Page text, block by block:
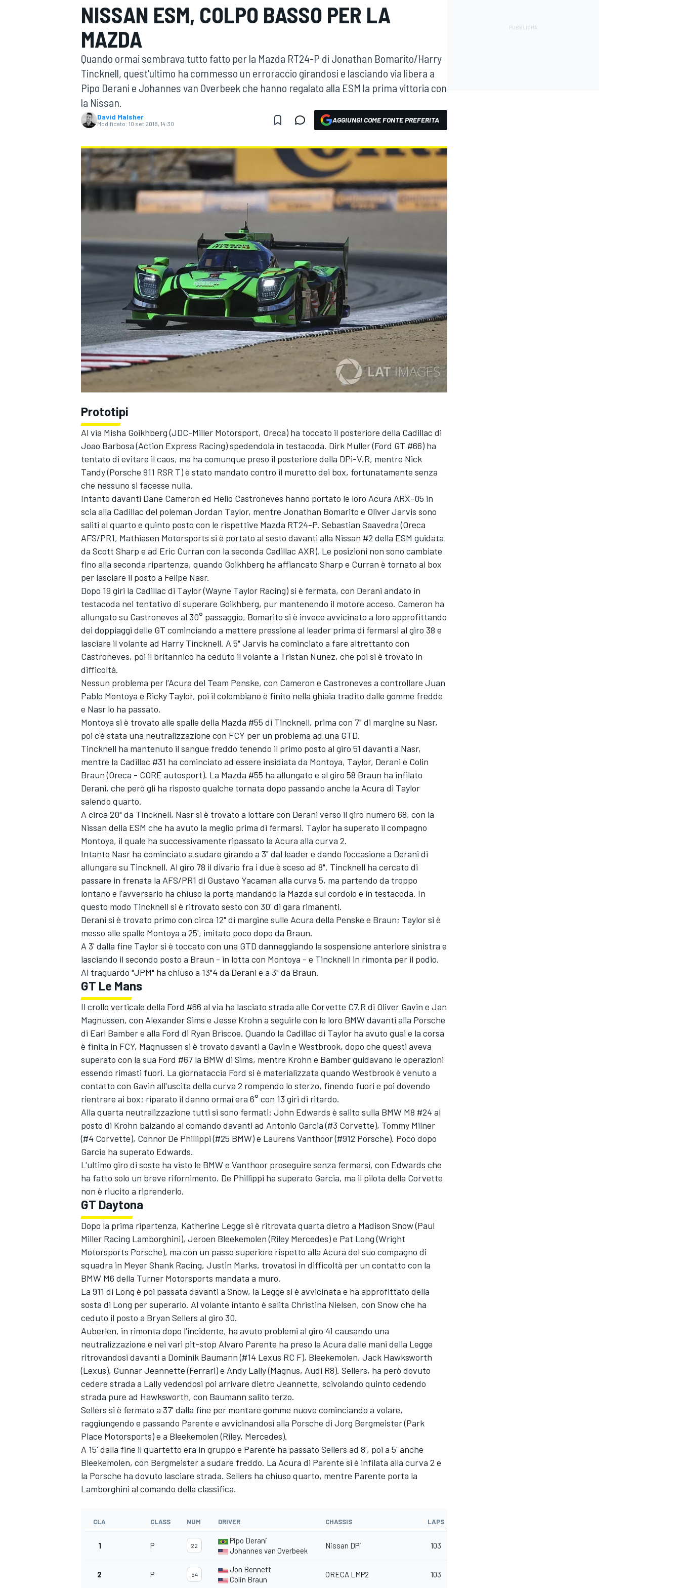
MOTOGP WEC
WRC
MONOPOSTO
ENDURANCE/GT
MONOMARCA
RALLY
NISSAN ESM, COLPO BASSO PER LA
MAZDA
Quando ormai sembrava tutto fatto per la Mazda RT24-P di Jonathan Bomarito/Harry
Tincknell, quest'ultimo ha commesso un erroraccio girandosi e lasciando via libera a
Pipo Derani e Johannes van Overbeek che hanno regalato alla ESM la prima vittoria con
la Nissan.
David Malsher
Modificato: 10 set 2018, 14:30 AGGIUNGI COME FONTE PREFERITA
Prototipi
Al via Misha Goikhberg (JDC-Miller Motorsport, Oreca) ha toccato il posteriore della Cadillac di
Joao Barbosa (Action Express Racing) spedendola in testacoda. Dirk Muller (Ford GT #66) ha
tentato di evitare il caos, ma ha comunque preso il posteriore della DPi-V.R, mentre Nick
Tandy (Porsche 911 RSR T) è stato mandato contro il muretto dei box, fortunatamente senza
che nessuno si facesse nulla.
Intanto davanti Dane Cameron ed Helio Castroneves hanno portato le loro Acura ARX-05 in
scia alla Cadillac del poleman Jordan Taylor, mentre Jonathan Bomarito e Oliver Jarvis sono
saliti al quarto e quinto posto con le rispettive Mazda RT24-P. Sebastian Saavedra (Oreca
AFS/PR1, Mathiasen Motorsports si è portato al sesto davanti alla Nissan #2 della ESM guidata
da Scott Sharp e ad Eric Curran con la seconda Cadillac AXR). Le posizioni non sono cambiate
fino alla seconda ripartenza, quando Goikhberg ha affiancato Sharp e Curran è tornato ai box
per lasciare il posto a Felipe Nasr.
Dopo 19 giri la Cadillac di Taylor (Wayne Taylor Racing) si è fermata, con Derani andato in
testacoda nel tentativo di superare Goikhberg, pur mantenendo il motore acceso. Cameron ha
allungato su Castroneves al 30° passaggio, Bomarito si è invece avvicinato a loro approfittando
dei doppiaggi delle GT cominciando a mettere pressione al leader prima di fermarsi al giro 38 e
lasciare il volante ad Harry Tincknell. A 5" Jarvis ha cominciato a fare altrettanto con
Castroneves, poi il britannico ha ceduto il volante a Tristan Nunez, che poi si è trovato in
difficoltà.
Nessun problema per l'Acura del Team Penske, con Cameron e Castroneves a controllare Juan
Pablo Montoya e Ricky Taylor, poi il colombiano è finito nella ghiaia tradito dalle gomme fredde
e Nasr lo ha passato.
Montoya si è trovato alle spalle della Mazda #55 di Tincknell, prima con 7" di margine su Nasr,
poi c'è stata una neutralizzazione con FCY per un problema ad una GTD.
Tincknell ha mantenuto il sangue freddo tenendo il primo posto al giro 51 davanti a Nasr,
mentre la Cadillac #31 ha cominciato ad essere insidiata da Montoya, Taylor, Derani e Colin
Braun (Oreca - CORE autosport). La Mazda #55 ha allungato e al giro 58 Braun ha infilato
Derani, che però gli ha risposto qualche tornata dopo passando anche la Acura di Taylor
salendo quarto.
A circa 20" da Tincknell, Nasr si è trovato a lottare con Derani verso il giro numero 68, con la
Nissan della ESM che ha avuto la meglio prima di fermarsi. Taylor ha superato il compagno
Montoya, il quale ha successivamente ripassato la Acura alla curva 2.
Intanto Nasr ha cominciato a sudare girando a 3" dal leader e dando l'occasione a Derani di
allungare su Tincknell. Al giro 78 il divario fra i due è sceso ad 8". Tincknell ha cercato di
passare in frenata la AFS/PR1 di Gustavo Yacaman alla curva 5, ma partendo da troppo
lontano e l'avversario ha chiuso la porta mandando la Mazda sul cordolo e in testacoda. In
questo modo Tincknell si è ritrovato sesto con 30' di gara rimanenti.
Derani si è trovato primo con circa 12" di margine sulle Acura della Penske e Braun; Taylor si è
messo alle spalle Montoya a 25', imitato poco dopo da Braun.
A 3' dalla fine Taylor si è toccato con una GTD danneggiando la sospensione anteriore sinistra e
lasciando il secondo posto a Braun - in lotta con Montoya - e Tincknell in rimonta per il podio.
Al traguardo "JPM" ha chiuso a 13"4 da Derani e a 3" da Braun.
GT Le Mans
Il crollo verticale della Ford #66 al via ha lasciato strada alle Corvette C7.R di Oliver Gavin e Jan
Magnussen, con Alexander Sims e Jesse Krohn a seguirle con le loro BMW davanti alla Porsche
di Earl Bamber e alla Ford di Ryan Briscoe. Quando la Cadillac di Taylor ha avuto guai e la corsa
è finita in FCY, Magnussen si è trovato davanti a Gavin e Westbrook, dopo che questi aveva
superato con la sua Ford #67 la BMW di Sims, mentre Krohn e Bamber guidavano le operazioni
essendo rimasti fuori. La giornataccia Ford si è materializzata quando Westbrook è venuto a
contatto con Gavin all'uscita della curva 2 rompendo lo sterzo, finendo fuori e poi dovendo
rientrare ai box; riparato il danno ormai era 6° con 13 giri di ritardo.
Alla quarta neutralizzazione tutti si sono fermati: John Edwards è salito sulla BMW M8 #24 al
posto di Krohn balzando al comando davanti ad Antonio Garcia (#3 Corvette), Tommy Milner
(#4 Corvette), Connor De Phillippi (#25 BMW) e Laurens Vanthoor (#912 Porsche). Poco dopo
Garcia ha superato Edwards.
L'ultimo giro di soste ha visto le BMW e Vanthoor proseguire senza fermarsi, con Edwards che
ha fatto solo un breve rifornimento. De Phillippi ha superato Garcia, ma il pilota della Corvette
non è riucito a riprenderlo.
GT Daytona
Dopo la prima ripartenza, Katherine Legge si è ritrovata quarta dietro a Madison Snow (Paul
Miller Racing Lamborghini), Jeroen Bleekemolen (Riley Mercedes) e Pat Long (Wright
Motorsports Porsche), ma con un passo superiore rispetto alla Acura del suo compagno di
squadra in Meyer Shank Racing, Justin Marks, trovatosi in difficoltà per un contatto con la
BMW M6 della Turner Motorsports mandata a muro.
La 911 di Long è poi passata davanti a Snow, la Legge si è avvicinata e ha approfittato della
sosta di Long per superarlo. Al volante intanto è salita Christina Nielsen, con Snow che ha
ceduto il posto a Bryan Sellers al giro 30.
Auberlen, in rimonta dopo l'incidente, ha avuto problemi al giro 41 causando una
neutralizzazione e nei vari pit-stop Alvaro Parente ha preso la Acura dalle mani della Legge
ritrovandosi davanti a Dominik Baumann (#14 Lexus RC F), Bleekemolen, Jack Hawksworth
(Lexus), Gunnar Jeannette (Ferrari) e Andy Lally (Magnus, Audi R8). Sellers, ha però dovuto
cedere strada a Lally vedendosi poi arrivare dietro Jeannette, scivolando quinto cedendo
strada pure ad Hawksworth, con Baumann salito terzo.
Sellers si è fermato a 37' dalla fine per montare gomme nuove cominciando a volare,
raggiungendo e passando Parente e avvicinandosi alla Porsche di Jorg Bergmeister (Park
Place Motorsports) e a Bleekemolen (Riley, Mercedes).
A 15' dalla fine il quartetto era in gruppo e Parente ha passato Sellers ad 8', poi a 5' anche
Bleekemolen, con Bergmeister a sudare freddo. La Acura di Parente si è infilata alla curva 2 e
la Porsche ha dovuto lasciare strada. Sellers ha chiuso quarto, mentre Parente porta la
Lamborghini al comando della classifica.
CLA CLASS NUM DRIVER CHASSIS LAPS
1 P 22
Pipo Derani
Johannes van Overbeek
Nissan DPi 103
2 P 54
Jon Bennett
Colin Braun
ORECA LMP2 103